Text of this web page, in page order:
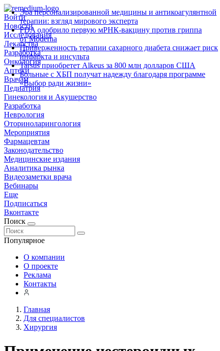
Войти
Новости
Исследования
Лекарства
Разработка
Онкология
Аптеки
Врачам
Педиатрия
Гинекология и Акушерство
Разработка
Неврология
Оториноларингология
Мероприятия
Фармацевтам
Законодательство
Медицинские издания
Аналитика рынка
Видеозаметки врача
Вебинары
Еще
Подписаться
Вконтакте
Поиск
Популярное
Эра персонализированной медицины и антикоагулянтной
терапии: взгляд мирового эксперта
FDA одобрило первую мРНК‑вакцину против гриппа
от Moderna
Приверженность терапии сахарного диабета снижает риск
инфаркта и инсульта
Tarsus приобретет Alkeus за 800 млн долларов США
Больные с ХБП получат надежду благодаря программе
«Выбор ради жизни»
О компании
О проекте
Реклама
Контакты
Главная
Для специалистов
Хирургия